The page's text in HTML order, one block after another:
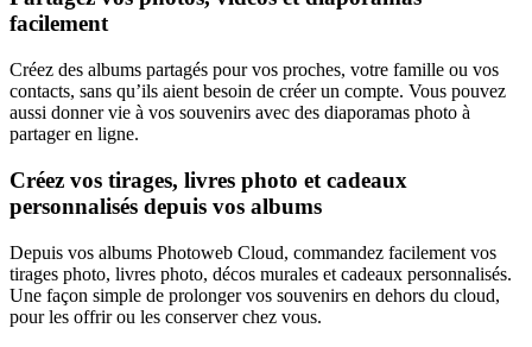
facilement
Créez des albums partagés pour vos proches, votre famille ou vos
contacts, sans qu’ils aient besoin de créer un compte. Vous pouvez
aussi donner vie à vos souvenirs avec des diaporamas photo à
partager en ligne.
Créez vos tirages, livres photo et cadeaux
personnalisés depuis vos albums
Depuis vos albums Photoweb Cloud, commandez facilement vos
tirages photo, livres photo, décos murales et cadeaux personnalisés.
Une façon simple de prolonger vos souvenirs en dehors du cloud,
pour les offrir ou les conserver chez vous.